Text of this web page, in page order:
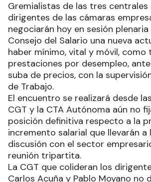
Gremialistas de las tres
dirigentes de las cámaras
negociarán hoy en sesión
Consejo del Salario una nueva
haber mínimo, vital y móvil, como
prestaciones por desempleo,
suba de precios, con la
de Trabajo.
El encuentro se realizará desde
CGT y la CTA Autónoma aún no
posición definitiva respecto a la
incremento salarial que llevarán a
discusión con el sector
reunión tripartita.
La CGT que colideran los
Carlos Acuña y Pablo Moyano no